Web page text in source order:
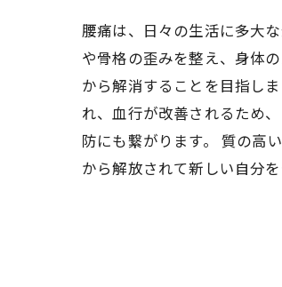
腰痛は、日々の生活に多大
や骨格の歪みを整え、身体
から解消することを目指し
れ、血行が改善されるため
防にも繋がります。 質の高
から解放されて新しい自分を